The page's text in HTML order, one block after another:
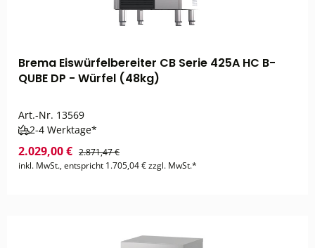
Brema Eiswürfelbereiter CB Serie 425A HC B-
QUBE DP - Würfel (48kg)
Art.-Nr. 13569
2-4 Werktage*
2.029,00 € 2.871,47 €
inkl. MwSt., entspricht 1.705,04 € zzgl. MwSt.*